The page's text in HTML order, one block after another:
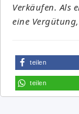
Verkäufen. Als
eine
teilen
teilen